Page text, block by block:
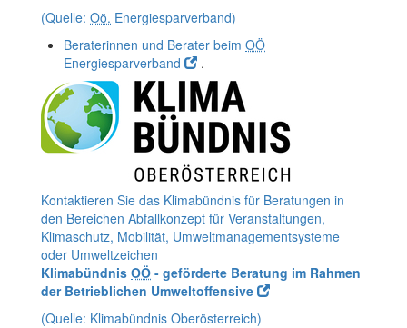
(Quelle: Oö. Energiesparverband)
Beraterinnen und Berater beim OÖ
Energiesparverband
.
Kontaktieren Sie das Klimabündnis für Beratungen in
den Bereichen Abfallkonzept für Veranstaltungen,
Klimaschutz, Mobilität, Umweltmanagementsysteme
oder Umweltzeichen
Klimabündnis OÖ - geförderte Beratung im Rahmen
der Betrieblichen Umweltoffensive
(Quelle: Klimabündnis Oberösterreich)